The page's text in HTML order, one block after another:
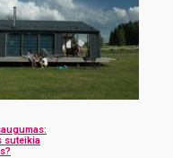
suteikia